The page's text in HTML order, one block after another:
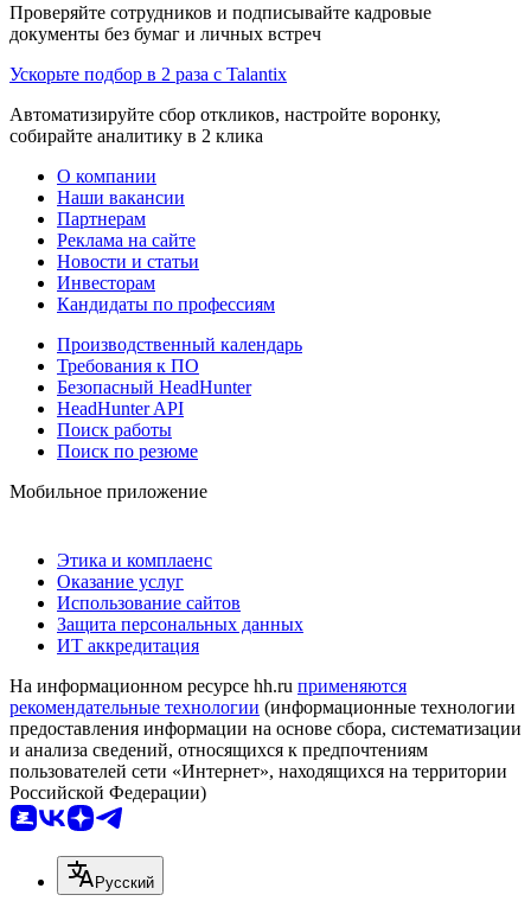
Проверяйте сотрудников и подписывайте кадровые
документы без бумаг и личных встреч
Ускорьте подбор в 2 раза с Talantix
Автоматизируйте сбор откликов, настройте воронку,
собирайте аналитику в 2 клика
О компании
Наши вакансии
Партнерам
Реклама на сайте
Новости и статьи
Инвесторам
Кандидаты по профессиям
Производственный календарь
Требования к ПО
Безопасный HeadHunter
HeadHunter API
Поиск работы
Поиск по резюме
Мобильное приложение
Этика и комплаенс
Оказание услуг
Использование сайтов
Защита персональных данных
ИТ аккредитация
На информационном ресурсе hh.ru применяются
рекомендательные технологии (информационные технологии
предоставления информации на основе сбора, систематизации
и анализа сведений, относящихся к предпочтениям
пользователей сети «Интернет», находящихся на территории
Российской Федерации)
Русский